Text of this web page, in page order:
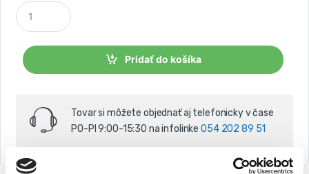
P
o
č
Pridať do košíka
Tovar si môžete objednať aj telefonicky v čase
PO-PI 9:00-15:30 na infolinke054 202 89 51